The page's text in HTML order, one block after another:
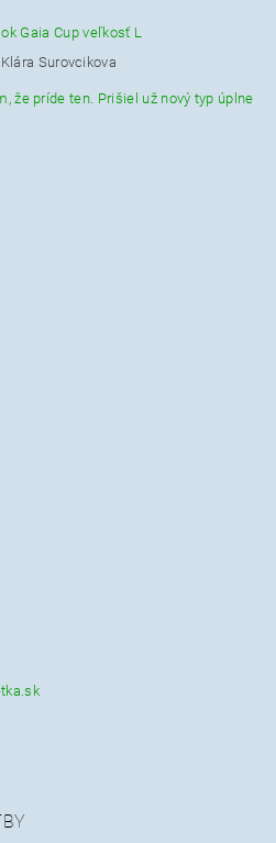
Gaia Cup veľkosť L
Klára Surovcikova
že príde ten. Prišiel už nový typ úplne